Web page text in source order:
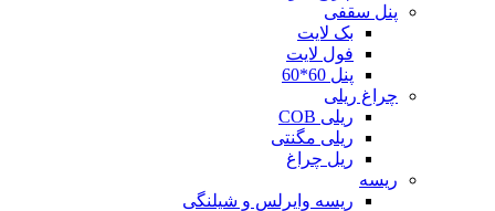
پنل سقفی
بک لایت
فول لایت
پنل 60*60
چراغ ریلی
ریلی COB
ریلی مگنتی
ریل چراغ
ریسه
ریسه وایرلس و شیلنگی